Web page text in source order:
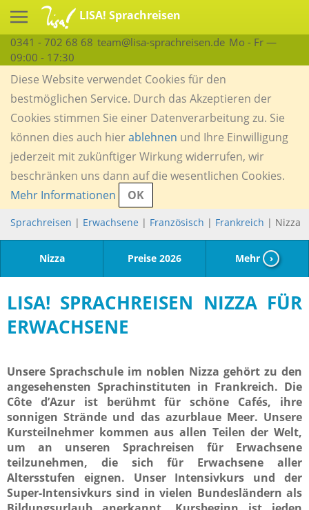
LISA! Sprachreisen
0341 - 702 68 68 team@lisa-sprachreisen.de Mo - Fr —
09:00 - 17:30
Diese Website verwendet Cookies für den
bestmöglichen Service. Durch das Akzeptieren der
Cookies stimmen Sie einer Datenverarbeitung zu. Sie
können dies auch hierablehnen und Ihre Einwilligung
jederzeit mit zukünftiger Wirkung widerrufen, wir
beschränken uns dann auf die wesentlichen Cookies.
Mehr Informationen
OK
Sprachreisen | Erwachsene | Französisch | Frankreich | Nizza
Nizza Preise 2026 Mehr ›
LISA! SPRACHREISEN NIZZA FÜR
ERWACHSENE
Unsere Sprachschule im noblen Nizza gehört zu den
angesehensten Sprachinstituten in Frankreich. Die
Côte d’Azur ist berühmt für schöne Cafés, ihre
sonnigen Strände und das azurblaue Meer. Unsere
Kursteilnehmer kommen aus allen Teilen der Welt,
um an unseren Sprachreisen für Erwachsene
teilzunehmen, die sich für Erwachsene aller
Altersstufen eignen. Unser Intensivkurs und der
Super-Intensivkurs sind in vielen Bundesländern als